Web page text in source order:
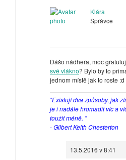
Klára
Správce
Dášo nádhera, moc
své vlákno? Bylo by to
jednom místě jak to roste :d
"Existují dva způsoby, jak
je i nadále hromadit víc a
toužit méně. "
- Gilbert Keith Chesterton
13.5.2016 v 8:41